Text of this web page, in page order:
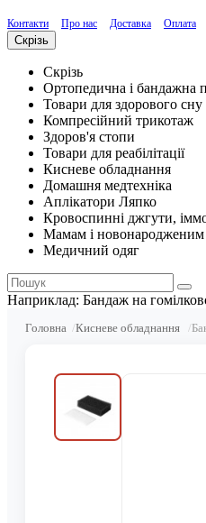
Контакти Про нас Доставка Оплата
Скрізь
Скрізь
Ортопедична і бандажна
Товари для здорового сну
Компресійний трикотаж
Здоров'я стопи
Товари для реабілітації
Кисневе обладнання
Домашня медтехніка
Аплікатори Ляпко
Кровоспинні джгути,
Мамам і новонародженим
Медичний одяг
Наприклад: Бандаж на
Головна Кисневе обладнання